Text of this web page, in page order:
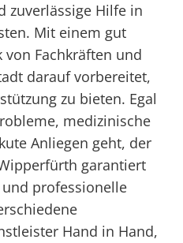
zuverlässige Hilfe in
Mit einem gut
Fachkräften und
darauf vorbereitet,
zu bieten. Egal
medizinische
Anliegen geht, der
garantiert
professionelle
Hand in Hand,